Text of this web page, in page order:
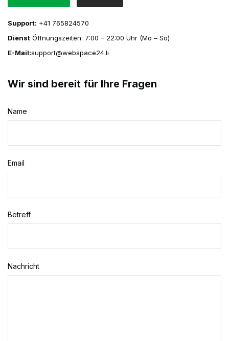
Support: +41 765824570
Dienst Öffnungszeiten: 7:00 – 22:00 Uhr (Mo – So)
E-Mail:support@webspace24.li
Wir sind bereit für Ihre Fragen
Name
Email
Betreff
Nachricht